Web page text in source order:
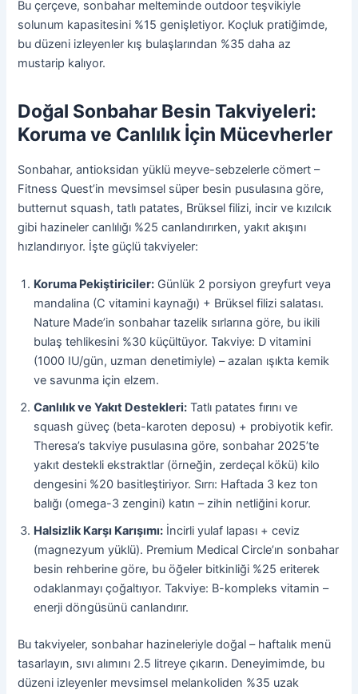
Bu çerçeve, sonbahar melteminde outdoor teşvikiyle
solunum kapasitesini %15 genişletiyor. Koçluk pratiğimde,
bu düzeni izleyenler kış bulaşlarından %35 daha az
mustarip kalıyor.
Doğal Sonbahar Besin Takviyeleri:
Koruma ve Canlılık İçin Mücevherler
Sonbahar, antioksidan yüklü meyve-sebzelerle cömert –
Fitness Quest’in mevsimsel süper besin pusulasına göre,
butternut squash, tatlı patates, Brüksel filizi, incir ve kızılcık
gibi hazineler canlılığı %25 canlandırırken, yakıt akışını
hızlandırıyor. İşte güçlü takviyeler:
Koruma Pekiştiriciler: Günlük 2 porsiyon greyfurt veya
mandalina (C vitamini kaynağı) + Brüksel filizi salatası.
Nature Made’in sonbahar tazelik sırlarına göre, bu ikili
bulaş tehlikesini %30 küçültüyor. Takviye: D vitamini
(1000 IU/gün, uzman denetimiyle) – azalan ışıkta kemik
ve savunma için elzem.
Canlılık ve Yakıt Destekleri: Tatlı patates fırını ve
squash güveç (beta-karoten deposu) + probiyotik kefir.
Theresa’s takviye pusulasına göre, sonbahar 2025’te
yakıt destekli ekstraktlar (örneğin, zerdeçal kökü) kilo
dengesini %20 basitleştiriyor. Sırrı: Haftada 3 kez ton
balığı (omega-3 zengini) katın – zihin netliğini korur.
Halsizlik Karşı Karışımı: İncirli yulaf lapası + ceviz
(magnezyum yüklü). Premium Medical Circle’ın sonbahar
besin rehberine göre, bu öğeler bitkinliği %25 eriterek
odaklanmayı çoğaltıyor. Takviye: B-kompleks vitamin –
enerji döngüsünü canlandırır.
Bu takviyeler, sonbahar hazineleriyle doğal – haftalık menü
tasarlayın, sıvı alımını 2.5 litreye çıkarın. Deneyimimde, bu
düzeni izleyenler mevsimsel melankoliden %35 uzak